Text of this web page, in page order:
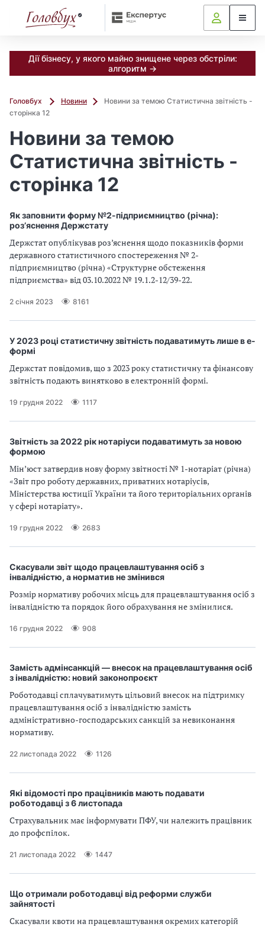
Дії бізнесу, у якого майно знищене через обстріли:
алгоритм →
Головбух Новини
Новини за темою Статистична звітність -
сторінка 12
Новини за темою
Статистична звітність -
сторінка 12
Як заповнити форму №2-підприємництво (річна):
роз’яснення Держстату
Держстат опублікував роз’яснення щодо показників форми
державного статистичного спостереження № 2-
підприємництво (річна) «Структурне обстеження
підприємства» від 03.10.2022 № 19.1.2-12/39-22.
2 січня 2023 8161
У 2023 році статистичну звітність подаватимуть лише в е-
формі
Держстат повідомив, що з 2023 року статистичну та фінансову
звітність подають винятково в електронній формі.
19 грудня 2022 1117
Звітність за 2022 рік нотаріуси подаватимуть за новою
формою
Мін’юст затвердив нову форму звітності № 1-нотаріат (річна)
«Звіт про роботу державних, приватних нотаріусів,
Міністерства юстиції України та його територіальних органів
у сфері нотаріату».
19 грудня 2022 2683
Скасували звіт щодо працевлаштування осіб з
інвалідністю, а норматив не змінився
Розмір нормативу робочих місць для працевлаштування осіб з
інвалідністю та порядок його обрахування не змінилися.
16 грудня 2022 908
Замість адмінсанкцій — внесок на працевлаштування осіб
з інвалідністю: новий законопроєкт
Роботодавці сплачуватимуть цільовий внесок на підтримку
працевлаштування осіб з інвалідністю замість
адміністративно-господарських санкцій за невиконання
нормативу.
22 листопада 2022 1126
Які відомості про працівників мають подавати
роботодавці з 6 листопада
Страхувальник має інформувати ПФУ, чи належить працівник
до профспілок.
21 листопада 2022 1447
Що отримали роботодавці від реформи служби
зайнятості
Скасували квоти на працевлаштування окремих категорій